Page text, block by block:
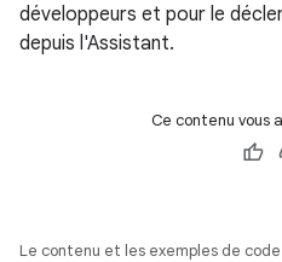
développeurs et pour le
depuis l'Assistant.
Ce contenu vous
Le contenu et les exemples de